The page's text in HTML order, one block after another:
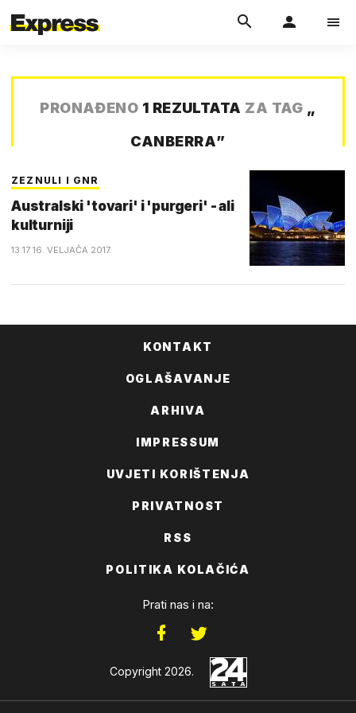
PRONAĐENO 1 REZULTATA ZA TAG „
CANBERRA”
ZEZNULI I GNR
Australski 'tovari' i 'purgeri' - ali
kulturniji
13:17 16. VELJAČA 2017.
KONTAKT
OGLAŠAVANJE
ARHIVA
IMPRESSUM
UVJETI KORIŠTENJA
PRIVATNOST
RSS
POLITIKA KOLAČIĆA
Prati nas i na:
Copyright 2026.